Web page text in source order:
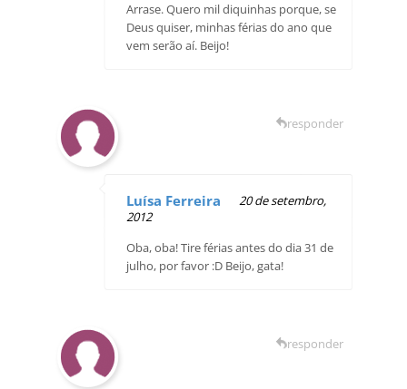
Arrase. Quero mil diquinhas porque, se
Deus quiser, minhas férias do ano que
vem serão aí. Beijo!
Luísa Ferreira
20 de setembro,
2012
Oba, oba! Tire férias antes do dia 31 de
julho, por favor :D Beijo, gata!
responder
responder